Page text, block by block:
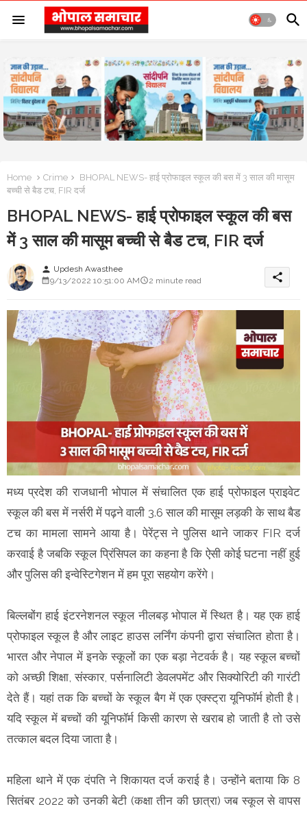
Home Crime
BHOPAL NEWS- हाई प्रोफाइल स्कूल की बस में 3 साल की मासूम
बच्ची से बैड टच, FIR दर्ज
BHOPAL NEWS- हाई प्रोफाइल स्कूल की बस
में 3 साल की मासूम बच्ची से बैड टच, FIR दर्ज
person Updesh Awasthee
9/13/2022 10:51:00 AM
2 minute read share
मध्य प्रदेश की राजधानी भोपाल में संचालित एक हाई प्रोफाइल प्राइवेट
स्कूल की बस में नर्सरी में पढ़ने वाली 3.6 साल की मासूम लड़की के साथ बैड
टच का मामला सामने आया है। पेरेंट्स ने पुलिस थाने जाकर FIR दर्ज
करवाई है जबकि स्कूल प्रिंसिपल का कहना है कि ऐसी कोई घटना नहीं हुई
और पुलिस की इन्वेस्टिगेशन में हम पूरा सहयोग करेंगे।
बिल्लबोंग हाई इंटरनेशनल स्कूल नीलबड़ भोपाल में स्थित है। यह एक हाई
प्रोफाइल स्कूल है और लाइट हाउस लर्निंग कंपनी द्वारा संचालित होता है।
भारत और नेपाल में इनके स्कूलों का एक बड़ा नेटवर्क है। यह स्कूल बच्चों
को अच्छी शिक्षा, संस्कार, पर्सनालिटी डेवलपमेंट और सिक्योरिटी की गारंटी
देते हैं। यहां तक कि बच्चों के स्कूल बैग में एक एक्स्ट्रा यूनिफॉर्म होती है।
यदि स्कूल में बच्चों की यूनिफॉर्म किसी कारण से खराब हो जाती है तो उसे
तत्काल बदल दिया जाता है।
महिला थाने में एक दंपति ने शिकायत दर्ज कराई है। उन्होंने बताया कि 8
सितंबर 2022 को उनकी बेटी (कक्षा तीन की छात्रा) जब स्कूल से वापस